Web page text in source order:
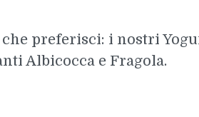
preferisci: i nostri
Albicocca e Fragola.